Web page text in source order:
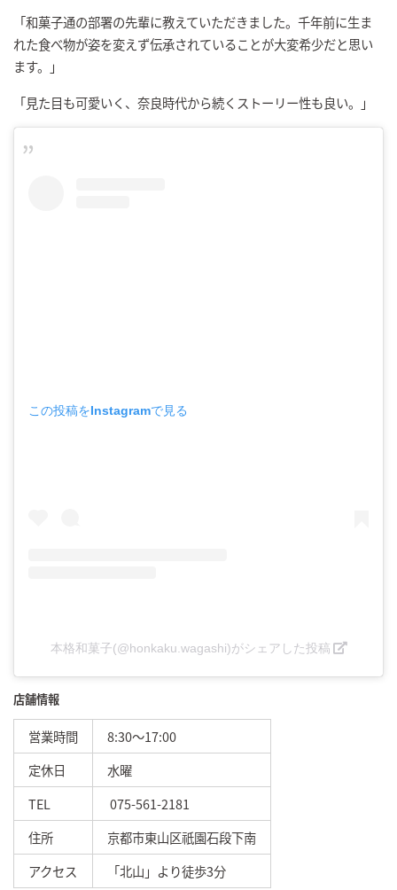
「和菓子通の部署の先輩に教えていただきました。千年前に生ま
れた食べ物が姿を変えず伝承されていることが大変希少だと思い
ます。」
「見た目も可愛いく、奈良時代から続くストーリー性も良い。」
この投稿をInstagramで見る
本格和菓子(@honkaku.wagashi)がシェアした投稿
店舗情報
営業時間
8:30～17:00
定休日
水曜
TEL
075-561-2181
住所
京都市東山区祇園石段下南
アクセス
「北山」より徒歩3分